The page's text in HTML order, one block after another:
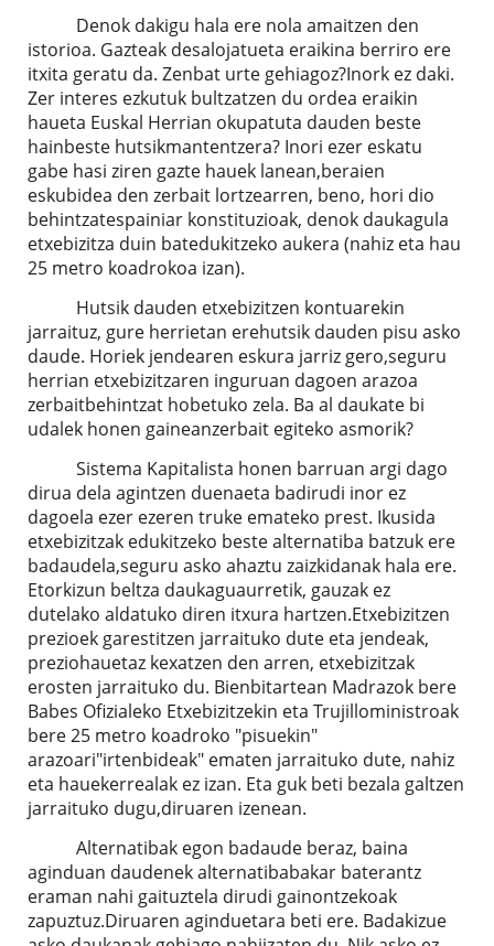
Denok dakigu hala ere nola amaitzen den
istorioa. Gazteak desalojatueta eraikina berriro ere
itxita geratu da. Zenbat urte gehiagoz?Inork ez daki.
Zer interes ezkutuk bultzatzen du ordea eraikin
haueta Euskal Herrian okupatuta dauden beste
hainbeste hutsikmantentzera? Inori ezer eskatu
gabe hasi ziren gazte hauek lanean,beraien
eskubidea den zerbait lortzearren, beno, hori dio
behintzatespainiar konstituzioak, denok daukagula
etxebizitza duin batedukitzeko aukera (nahiz eta hau
25 metro koadrokoa izan).
Hutsik dauden etxebizitzen kontuarekin
jarraituz, gure herrietan erehutsik dauden pisu asko
daude. Horiek jendearen eskura jarriz gero,seguru
herrian etxebizitzaren inguruan dagoen arazoa
zerbaitbehintzat hobetuko zela. Ba al daukate bi
udalek honen gaineanzerbait egiteko asmorik?
Sistema Kapitalista honen barruan argi dago
dirua dela agintzen duenaeta badirudi inor ez
dagoela ezer ezeren truke emateko prest. Ikusida
etxebizitzak edukitzeko beste alternatiba batzuk ere
badaudela,seguru asko ahaztu zaizkidanak hala ere.
Etorkizun beltza daukaguaurretik, gauzak ez
dutelako aldatuko diren itxura hartzen.Etxebizitzen
prezioek garestitzen jarraituko dute eta jendeak,
preziohauetaz kexatzen den arren, etxebizitzak
erosten jarraituko du. Bienbitartean Madrazok bere
Babes Ofizialeko Etxebizitzekin eta Trujilloministroak
bere 25 metro koadroko "pisuekin"
arazoari"irtenbideak" ematen jarraituko dute, nahiz
eta hauekerrealak ez izan. Eta guk beti bezala galtzen
jarraituko dugu,diruaren izenean.
Alternatibak egon badaude beraz, baina
aginduan daudenek alternatibabakar baterantz
eraman nahi gaituztela dirudi gainontzekoak
zapuztuz.Diruaren aginduetara beti ere. Badakizue